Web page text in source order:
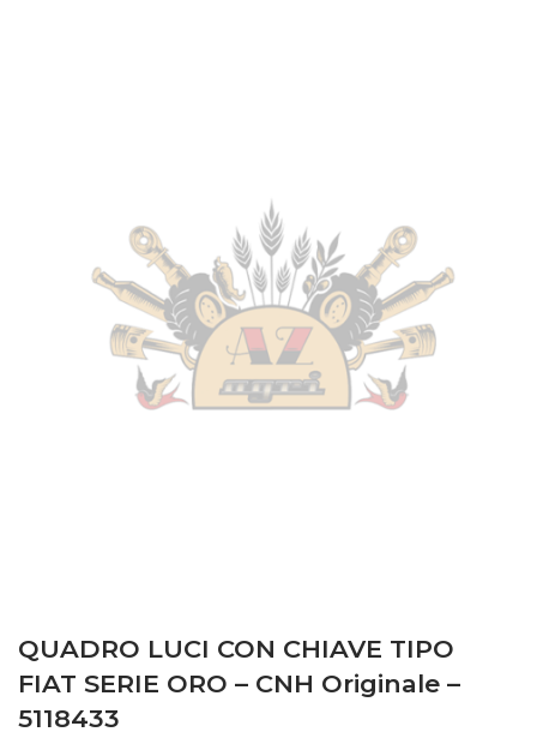
QUADRO LUCI CON CHIAVE TIPO
FIAT SERIE ORO – CNH Originale –
5118433